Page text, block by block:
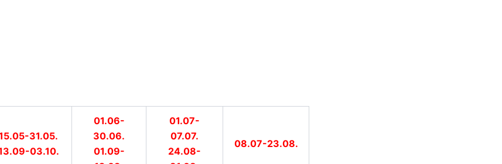
31.05.
03.10.
01.06-
30.06.
01.09-
01.07-
07.07.
24.08-
08.07-23.08.